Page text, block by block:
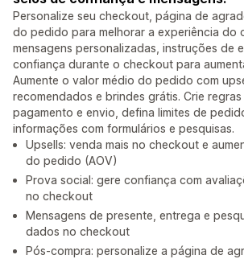
Personalize seu checkout, página de
do pedido para melhorar a experiência do
mensagens personalizadas, instruções de
confiança durante o checkout para
Aumente o valor médio do pedido com
recomendados e brindes grátis. Crie
pagamento e envio, defina limites de
informações com formulários e pesquisas.
Upsells: venda mais no checkout e
do pedido (AOV)
Prova social: gere confiança com
no checkout
Mensagens de presente, entrega e
dados no checkout
Pós-compra: personalize a página de